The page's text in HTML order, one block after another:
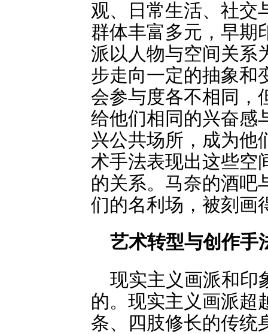
观、日常生活、社交
群体丰富多元，早期
派以人物与空间关系
步走向一定的抽象和
会参与度各不相同，
给他们相同的兴奋感
兴公共场所，成为他
术手法表现出这些空
的关系。马奈的酒吧
们的名利场，被刻画
艺术转型与创作手
现实主义画派和印
的。现实主义画派超
条、四肢修长的传统